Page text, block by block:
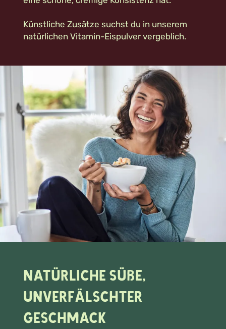
Künstliche Zusätze suchst du in unserem
natürlichen Vitamin-Eispulver vergeblich.
Natürliche Süße,
unverfälschter
Geschmack